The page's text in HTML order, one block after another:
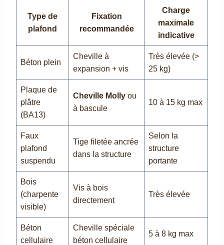
Type de
plafond
Fixation
recommandée
Charge
maximale
indicative
Béton plein
Cheville à
expansion + vis
Très élevée (>
25 kg)
Plaque de
plâtre
(BA13)
Cheville Molly ou
à bascule
10 à 15 kg max
Faux
plafond
suspendu
Tige filetée ancrée
dans la structure
Selon la
structure
portante
Bois
(charpente
visible)
Vis à bois
directement
Très élevée
Béton
cellulaire
Cheville spéciale
béton cellulaire
5 à 8 kg max